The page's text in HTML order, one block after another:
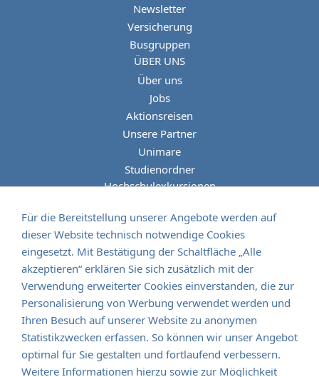
Newsletter
Versicherung
Busgruppen
ÜBER UNS
Über uns
Jobs
Aktionsreisen
Unsere Partner
Unimare
Studienordner
Hochschulexkursionen
albaTours Reisen - GmbH
Senefelderstrasse 8
D - 73760 Ostfildern
fon:+49 711 44 975 0
Für die Bereitstellung unserer Angebote werden auf
dieser Website technisch notwendige Cookies
eingesetzt. Mit Bestätigung der Schaltfläche „Alle
akzeptieren“ erklären Sie sich zusätzlich mit der
Verwendung erweiterter Cookies einverstanden, die zur
Personalisierung von Werbung verwendet werden und
Ihren Besuch auf unserer Website zu anonymen
Statistikzwecken erfassen. So können wir unser Angebot
optimal für Sie gestalten und fortlaufend verbessern.
Weitere Informationen hierzu sowie zur Möglichkeit